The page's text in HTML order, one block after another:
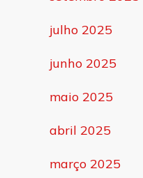
julho 2025
junho 2025
maio 2025
abril 2025
março 2025